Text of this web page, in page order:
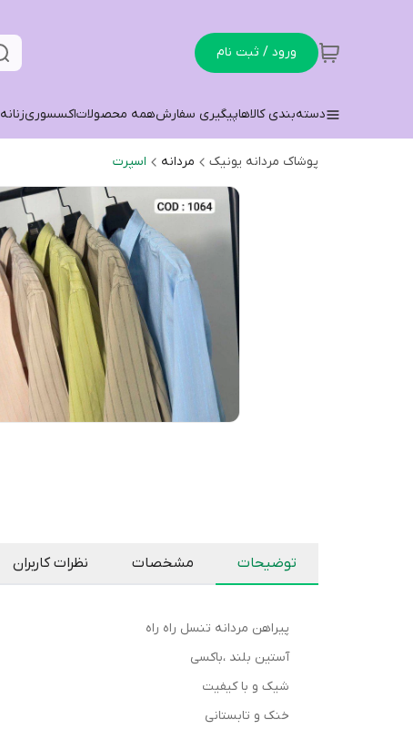
ورود / ثبت نام
دسته‌بندی کالاهاپیگیری سفارشهمه محصولاتاکسسوریزنانه
پوشاک مردانه یونیک مردانه اسپرت
توضیحات مشخصات نظرات کاربران
پیراهن مردانه تنسل راه راه
آستین بلند ،باکسی
شیک و با کیفیت
خنک و تابستانی